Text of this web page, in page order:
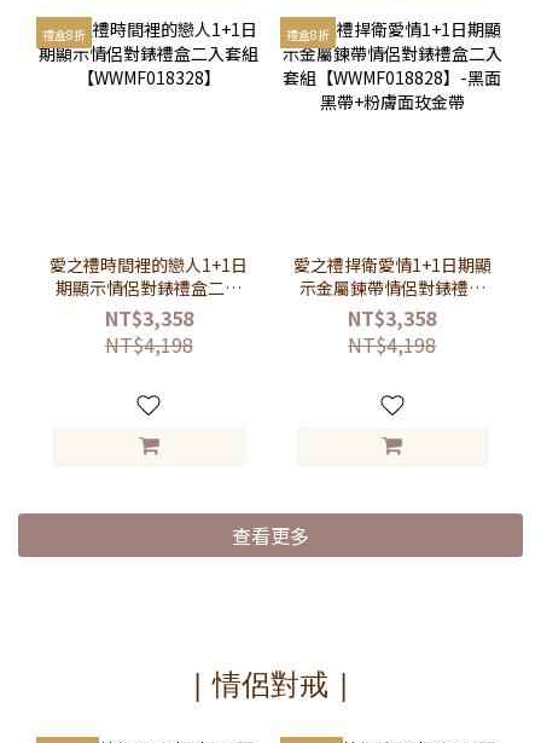
禮盒8折
愛之禮時間裡的戀人1+1日
期顯示情侶對錶禮盒二入
套組【WWMF018328】
NT$3,358
NT$4,198
禮盒8折
愛之禮捍衛愛情1+1日期顯
示金屬鍊帶情侶對錶禮盒
二入套組
【WWMF018828】-黑面
黑帶+粉膚面玫金帶
NT$3,358
NT$4,198
查看更多
| 情侶對戒 |